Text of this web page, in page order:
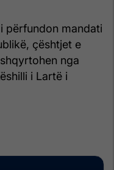
përfundon mandati
çështjet e
nga
i Lartë i